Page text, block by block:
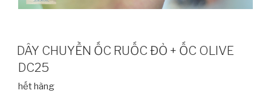
DÂY CHUYỀN ỐC RUỐC ĐỎ + ỐC OLIVE
DC25
hết hàng